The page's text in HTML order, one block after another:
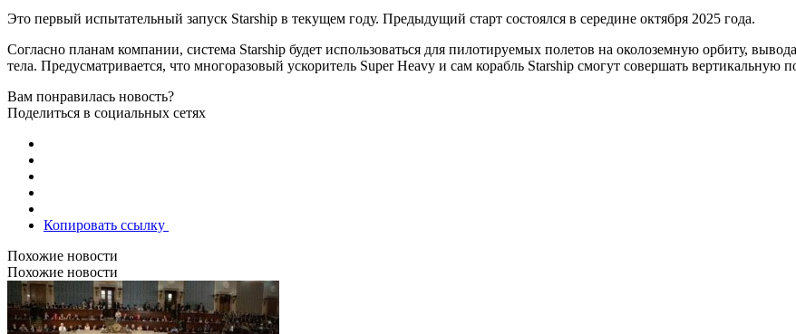
Это первый испытательный запуск Starship в текущем году. Предыдущий старт состоялся в середине октября 2025 года.
Согласно планам компании, система Starship будет использоваться для пилотируемых полетов на околоземную орбиту,
тела. Предусматривается, что многоразовый ускоритель Super Heavy и сам корабль Starship смогут совершать вертикальную
Вам понравилась новость?
Поделиться в социальных сетях
Копировать ссылку
Похожие новости
Похожие новости